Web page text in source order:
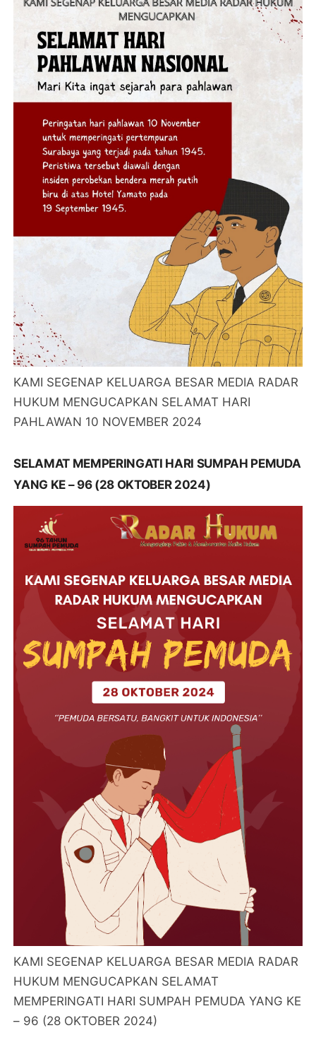
KAMI SEGENAP KELUARGA BESAR MEDIA RADAR
HUKUM MENGUCAPKAN SELAMAT HARI
PAHLAWAN 10 NOVEMBER 2024
SELAMAT MEMPERINGATI HARI SUMPAH PEMUDA
YANG KE – 96 (28 OKTOBER 2024)
KAMI SEGENAP KELUARGA BESAR MEDIA RADAR
HUKUM MENGUCAPKAN SELAMAT
MEMPERINGATI HARI SUMPAH PEMUDA YANG KE
– 96 (28 OKTOBER 2024)